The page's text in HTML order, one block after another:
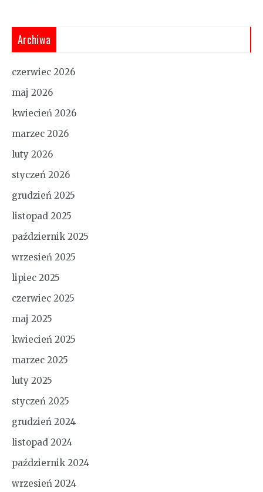
Archiwa
czerwiec 2026
maj 2026
kwiecień 2026
marzec 2026
luty 2026
styczeń 2026
grudzień 2025
listopad 2025
październik 2025
wrzesień 2025
lipiec 2025
czerwiec 2025
maj 2025
kwiecień 2025
marzec 2025
luty 2025
styczeń 2025
grudzień 2024
listopad 2024
październik 2024
wrzesień 2024